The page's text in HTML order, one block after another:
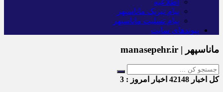
اطلاعیه
پیام تبریک ماناسپهر
پیام تسلیت ماناسپهر
پیوندهای سایت
ماناسپهر | manasepehr.ir
کل اخبار اخبار امروز : 3